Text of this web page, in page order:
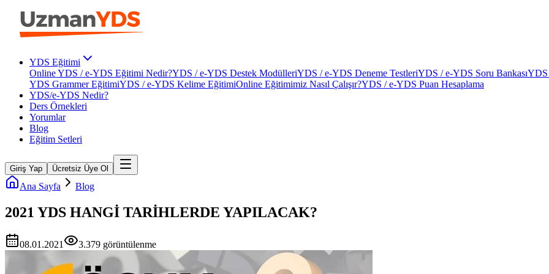
YDS Eğitimi
Online YDS / e-YDS Eğitimi Nedir?YDS / e-YDS Destek ModülleriYDS / e-YDS Deneme TestleriYDS / e-YDS Soru BankasıYDS
YDS Grammer EğitimiYDS / e-YDS Kelime EğitimiOnline Eğitimimiz Nasıl Çalışır?YDS / e-YDS Puan Hesaplama
YDS/e-YDS Nedir?
Ders Örnekleri
Yorumlar
Blog
Eğitim Setleri
Giriş Yap Ücretsiz Üye Ol
Ana Sayfa Blog
2021 YDS HANGİ TARİHLERDE YAPILACAK?
08.01.2021 3.379 görüntülenme